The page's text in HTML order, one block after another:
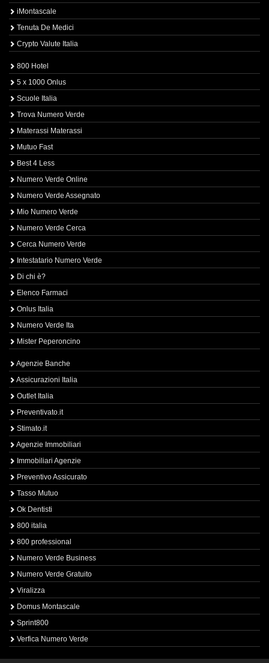
iMontascale
Tenuta De Medici
Crypto Valute Italia
800 Hotel
5 x 1000 Onlus
Scuole Italia
Trova Numero Verde
Materassi Materassi
Mutuo Fast
Best 4 Less
Numero Verde Online
Numero Verde Assegnato
Mio Numero Verde
Numero Verde Cerca
Cerca Numero Verde
Intestatario Numero Verde
Di chi è?
Elenco Farmaci
Onlus Italia
Numero Verde Ita
Mister Peperoncino
Agenzie Banche
Assicurazioni Italia
Outlet Italia
Preventivato.it
Stimato.it
Agenzie Immobiliari
Immobiliari Agenzie
Preventivo Assicurato
Tasso Mutuo
Ok Dentisti
800 italia
800 professional
Numero Verde Business
Numero Verde Gratuito
Viralizza
Domus Montascale
Sprint800
Verfica Numero Verde